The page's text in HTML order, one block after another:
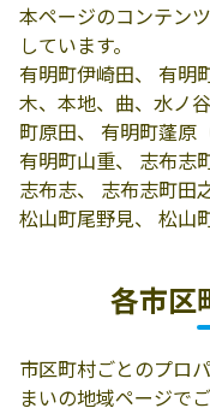
商店
南九州液化ガス
株式会社／志布
志支店
大津商会
ガスかごしま／
志布志支店
本ページのコンテン
しています。
有明町伊崎田、 有明
木、本地、曲、水ノ
町原田、 有明町蓬原
有明町山重、 志布志
志布志、 志布志町田
松山町尾野見、 松山
各市区
市区町村ごとのプロ
まいの地域ページで